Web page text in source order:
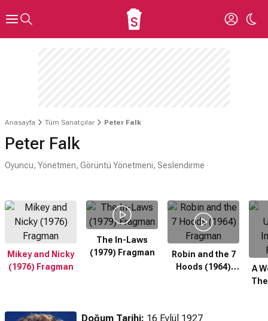
Anasayfa Tüm Sanatçılar Peter Falk
Peter Falk
Oyuncu, Yönetmen, Görüntü Yönetmeni, Seslendirme
Mikey and Nicky
(1976) Fragman
The In-Laws
(1979) Fragman
Robin and the 7
Hoods (1964)
A
Doğum Tarihi: 16 Eylül 1927